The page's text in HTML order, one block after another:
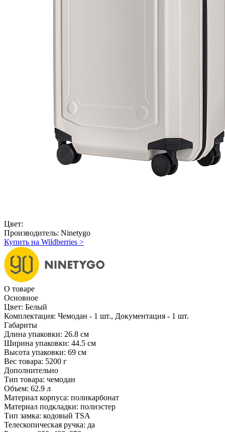
Цвет:
Производитель: Ninetygo
Купить на Wildberries >
О товаре
Основное
Цвет: Белый
Комплектация: Чемодан - 1 шт., Документация - 1 шт.
Габариты
Длина упаковки: 26.8 см
Ширина упаковки: 44.5 см
Высота упаковки: 69 см
Вес товара: 5200 г
Дополнительно
Тип товара: чемодан
Объем: 62.9 л
Материал корпуса: поликарбонат
Материал подкладки: полиэстер
Тип замка: кодовый TSA
Телескопическая ручка: да